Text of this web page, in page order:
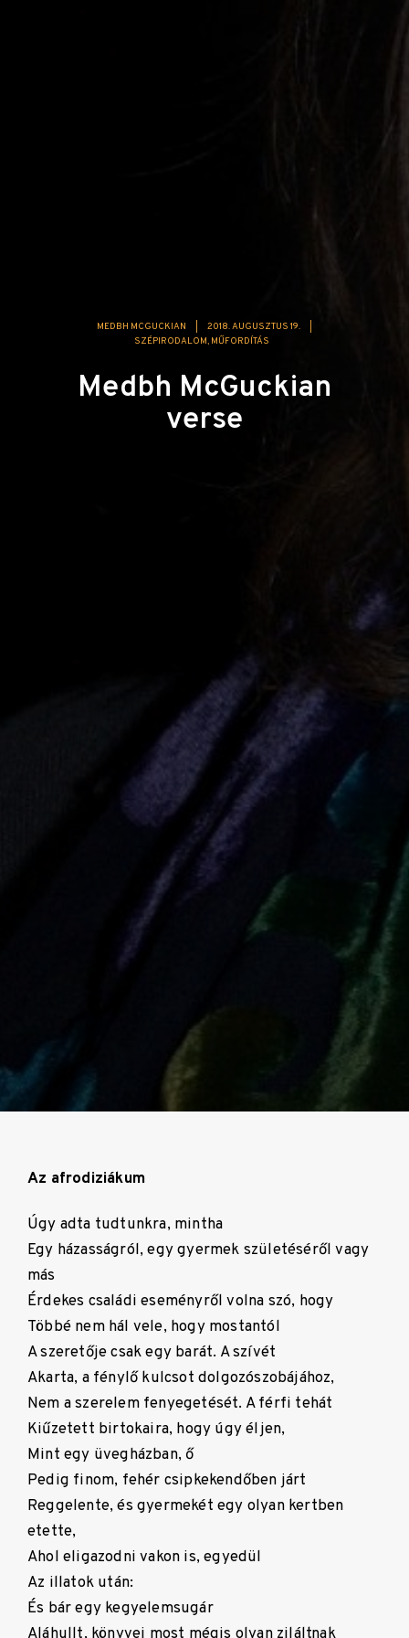
MEDBH MCGUCKIAN 2018. AUGUSZTUS 19.
SZÉPIRODALOM MŰFORDÍTÁS
Medbh McGuckian
verse
Az afrodiziákum
Úgy adta tudtunkra, mintha
Egy házasságról, egy gyermek születéséről vagy
más
Érdekes családi eseményről volna szó, hogy
Többé nem hál vele, hogy mostantól
A szeretője csak egy barát. A szívét
Akarta, a fénylő kulcsot dolgozószobájához,
Nem a szerelem fenyegetését. A férfi tehát
Kiűzetett birtokaira, hogy úgy éljen,
Mint egy üvegházban, ő
Pedig finom, fehér csipkekendőben járt
Reggelente, és gyermekét egy olyan kertben
etette,
Ahol eligazodni vakon is, egyedül
Az illatok után:
És bár egy kegyelemsugár
Aláhullt, könyvei most mégis olyan ziláltnak